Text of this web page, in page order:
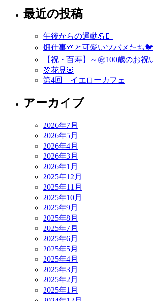
最近の投稿
午後からの運動💪🏻
畑仕事🌱と可愛いツバメたち
【祝・百寿】～㊗️100歳のお祝
🌸花見🌸
第4回 イエローカフェ
アーカイブ
2026年7月
2026年5月
2026年4月
2026年3月
2026年1月
2025年12月
2025年11月
2025年10月
2025年9月
2025年8月
2025年7月
2025年6月
2025年5月
2025年4月
2025年3月
2025年2月
2025年1月